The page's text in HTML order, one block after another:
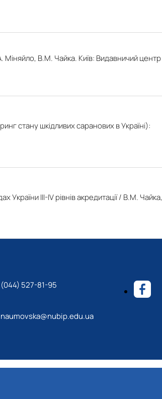
В.М. Чайка. Київ: Видавничий центр
стану шкідливих саранових в Україні):
України III-IV рівнів акредитації / В.М. Чайка,
(044) 527-81-95
naumovska@nubip.edu.ua